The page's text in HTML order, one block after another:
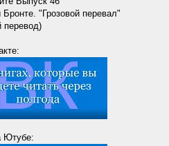
"Грозовой перевал"
перевод)
Ютубе: